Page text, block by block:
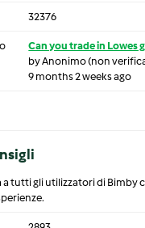
32376
Can you trade in Lowes
byAnonimo (non
9 months 2 weeks ago
a tutti gli utilizzatori di Bimby